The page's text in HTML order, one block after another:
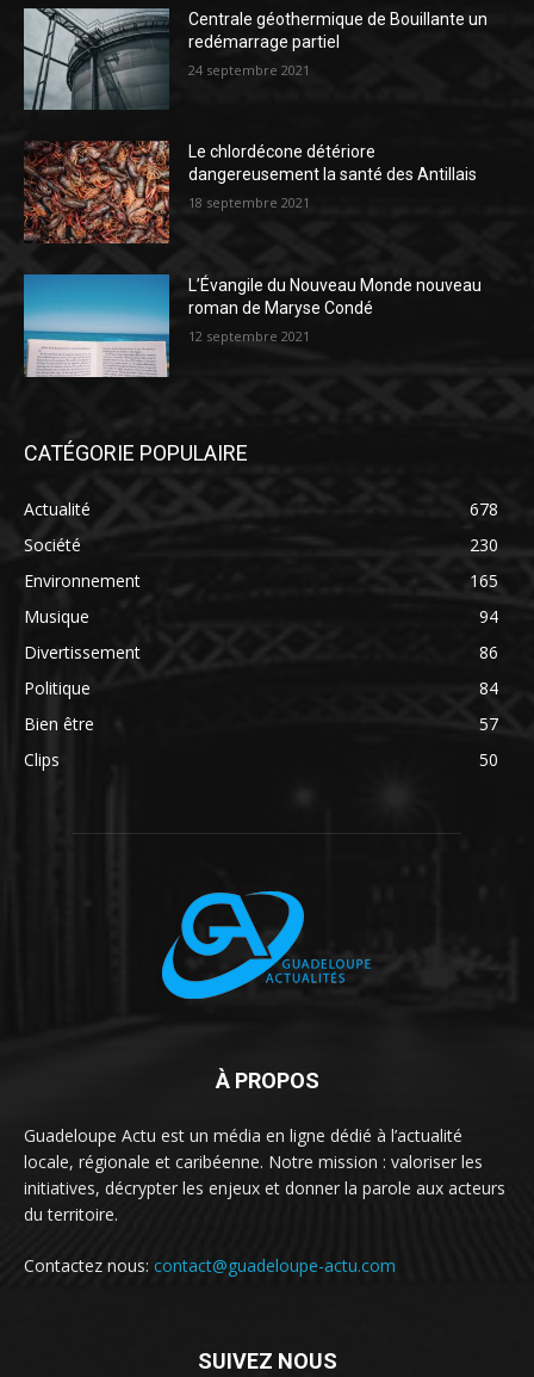
Centrale géothermique de Bouillante un
redémarrage partiel
24 septembre 2021
Le chlordécone détériore
dangereusement la santé des Antillais
18 septembre 2021
L’Évangile du Nouveau Monde nouveau
roman de Maryse Condé
12 septembre 2021
CATÉGORIE POPULAIRE
Actualité
678
Société
230
Environnement
165
Musique
94
Divertissement
86
Politique
84
Bien être
57
Clips
50
À PROPOS
Guadeloupe Actu est un média en ligne dédié à l’actualité
locale, régionale et caribéenne. Notre mission : valoriser les
initiatives, décrypter les enjeux et donner la parole aux acteurs
du territoire.
Contactez nous: contact@guadeloupe-actu.com
SUIVEZ NOUS